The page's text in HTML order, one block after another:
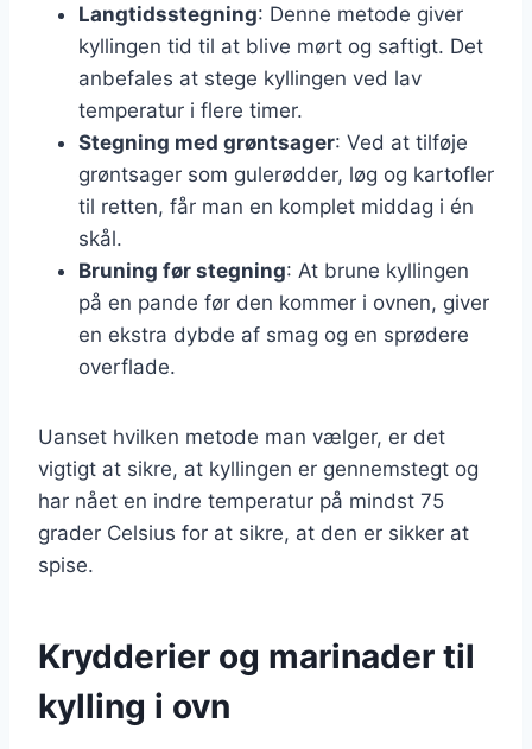
Langtidsstegning: Denne metode giver
kyllingen tid til at blive mørt og saftigt. Det
anbefales at stege kyllingen ved lav
temperatur i flere timer.
Stegning med grøntsager: Ved at tilføje
grøntsager som gulerødder, løg og kartofler
til retten, får man en komplet middag i én
skål.
Bruning før stegning: At brune kyllingen
på en pande før den kommer i ovnen, giver
en ekstra dybde af smag og en sprødere
overflade.
Uanset hvilken metode man vælger, er det
vigtigt at sikre, at kyllingen er gennemstegt og
har nået en indre temperatur på mindst 75
grader Celsius for at sikre, at den er sikker at
spise.
Krydderier og marinader til
kylling i ovn